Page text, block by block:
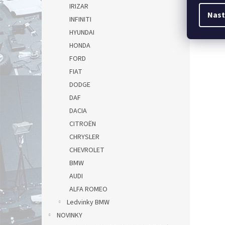
IRIZAR
INFINITI
HYUNDAI
HONDA
FORD
FIAT
DODGE
DAF
DACIA
CITROËN
CHRYSLER
CHEVROLET
BMW
AUDI
ALFA ROMEO
Ledvinky BMW
NOVINKY
IV